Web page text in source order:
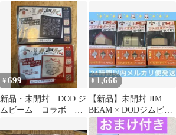
¥699
新品・未開封 DOD ジ
ムビーム コラボ マ
¥1,666
【新品】未開封 JIM
BEAM × DODジムビー
ム ディーオーディー